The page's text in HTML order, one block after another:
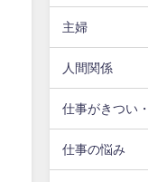
主婦
人間関係
仕事がきつい
仕事の悩み